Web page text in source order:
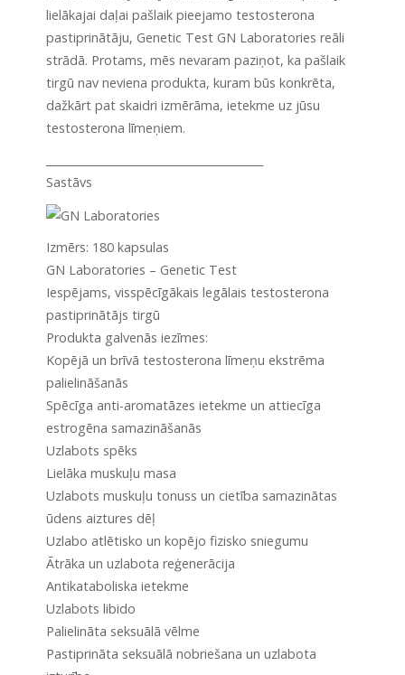
lielākajai daļai pašlaik pieejamo testosterona
pastiprinātāju, Genetic Test GN Laboratories reāli
strādā. Protams, mēs nevaram paziņot, ka pašlaik
tirgū nav neviena produkta, kuram būs konkrēta,
dažkārt pat skaidri izmērāma, ietekme uz jūsu
testosterona līmeņiem.
Sastāvs
Izmērs: 180 kapsulas
GN Laboratories – Genetic Test
Iespējams, visspēcīgākais legālais testosterona
pastiprinātājs tirgū
Produkta galvenās iezīmes:
Kopējā un brīvā testosterona līmeņu ekstrēma
palielināšanās
Spēcīga anti-aromatāzes ietekme un attiecīga
estrogēna samazināšanās
Uzlabots spēks
Lielāka muskuļu masa
Uzlabots muskuļu tonuss un cietība samazinātas
ūdens aiztures dēļ
Uzlabo atlētisko un kopējo fizisko sniegumu
Ātrāka un uzlabota reģenerācija
Antikataboliska ietekme
Uzlabots libido
Palielināta seksuālā vēlme
Pastiprināta seksuālā nobriešana un uzlabota